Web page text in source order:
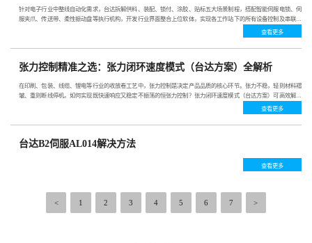
针对电子行业中整线自动化需求，台达拆解供料、装配、锁付、涂胶、贴标五大场景制程，搭配智能伺服电锁、伺
服夹爪、传送带、柔性振动盘等执行机构，开发行业界面整合上位软体，实现各工作站下的所有设备控制及串联调
查看更多
张力控制精准之选：张力闭环速度模式（台达方案）全解析
在印刷、包装、线缆、锂电等行业的收放卷工艺中，张力控制是决定产品品质的核心环节。张力不稳，轻则材料褶
皱、重则断线停机。如何实现既快速响应又稳定不振荡的恒张力控制？张力闭环速度模式（台达方案）可高效解决
查看更多
台达B2伺服AL014解决方法
查看更多
< 1 2 3 4 5 6 7 >